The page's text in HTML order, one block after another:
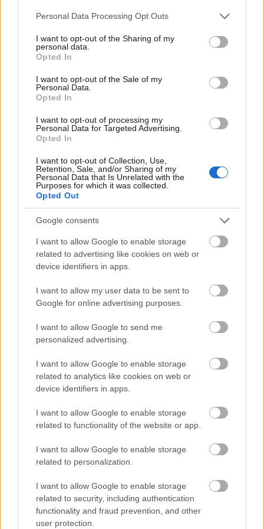
Please note that this website/app uses one or more Google
not limited to your visit or usage behaviour. You may click to
grant or deny consent to Google and its third-party tags to
use your data for below specified purposes in below Google
consent section.
Personal Data Processing Opt Outs
I want to opt-out of the Sharing of my
personal data.
Opted In
I want to opt-out of the Sale of my
Personal Data.
Opted In
I want to opt-out of processing my
Personal Data for Targeted Advertising.
Opted In
I want to opt-out of Collection, Use,
Retention, Sale, and/or Sharing of my
Personal Data that Is Unrelated with the
Purposes for which it was collected.
Opted Out
Google consents
I want to allow Google to enable storage
related to advertising like cookies on web or
device identifiers in apps.
I want to allow my user data to be sent to
Google for online advertising purposes.
I want to allow Google to send me
personalized advertising.
I want to allow Google to enable storage
related to analytics like cookies on web or
device identifiers in apps.
I want to allow Google to enable storage
related to functionality of the website or app.
I want to allow Google to enable storage
related to personalization.
I want to allow Google to enable storage
related to security, including authentication
functionality and fraud prevention, and other
user protection.
megfogalmazta:
„Az esemény mindenekelőtt azt példázta,
hogy bár Magyarország az EU, sőt a NATO
tagja, s bár a magyaroknak sötét emlékeik
oroszokkal kapcsolatban, és sosem fognak
kedvelni bennünket,
érdekek és előnyök alapján lehetséges az
együttműködés.”
Szerintem, korrekt értékelés. Amúgy pedig
Orbán
magyar költségvetés olyan forrásokhoz juthat,
amelyeket az ellenzék sem nélkülözhet, ha netán
kormányt alakíthat a választások után. Nem lenne
célszerű eljátszani ezt csak azért, mert a korántsem
egységesülő, hanem – Nagy-Britanniát is beleértve –
legalább három erővonal mentén újjászerveződő –
Európában egyesek Washington érdekében
lobbiznak, amely a soron következő, a határaitól
messze vívandó, pénzszerző háborújában most épp
a kelet-európaiakat akarja ágyútölteléknek
használni. Amit persze itteni alapítványokba
szervezett ügynökei közreműködésével tetszetős
A másik kérdés, hogy azonos-eOrbánmagatartása a
illetve a putyini magatartás között lehetnek eseti
egyezések, de ami a lényeget illeti, az azonosság
mások a gyökerek, miként erre már utaltam a
Nyugattal összefüggésben. A Nyugat e tekintetben
Európának az első, Magyarország a második,